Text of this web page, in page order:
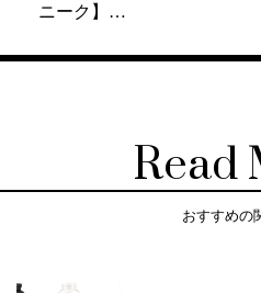
ニーク】…
Read
おすすめの